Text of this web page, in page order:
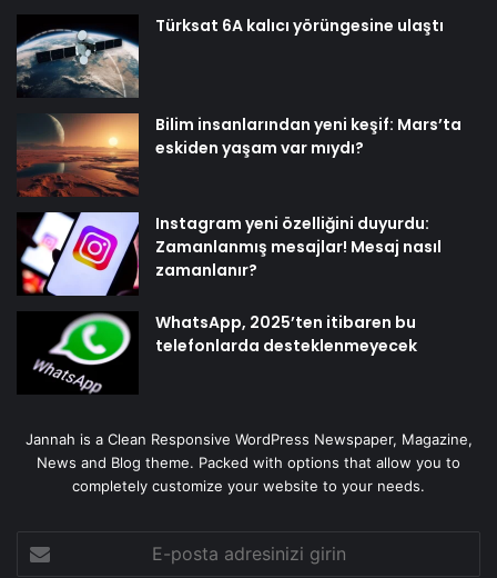
Türksat 6A kalıcı yörüngesine ulaştı
Bilim insanlarından yeni keşif: Mars’ta
eskiden yaşam var mıydı?
Instagram yeni özelliğini duyurdu:
Zamanlanmış mesajlar! Mesaj nasıl
zamanlanır?
WhatsApp, 2025’ten itibaren bu
telefonlarda desteklenmeyecek
Jannah is a Clean Responsive WordPress Newspaper, Magazine,
News and Blog theme. Packed with options that allow you to
completely customize your website to your needs.
posta